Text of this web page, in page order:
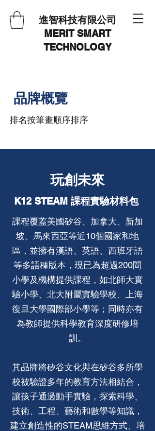
進智科技有限公司
MERIT SMART
TECHNOLOGY
品牌概覽
排名按筆畫順序排序
玩創未來
K12 STEAM 課程實驗材料包
課程覆蓋美國矽谷、加拿大、新加
坡、馬來西亞等近10個國家和地
區，並擁有漢語、英語、西班牙語
等多語種版本，現已為超過200間
小學及機構提供課程，如北師大實
驗小學、北大附屬實驗學校、上海
復旦大學國際部小學等；同時亦有
為教師提供科學教育深度研修培
訓。
其品牌將矽谷文化與在矽谷多所學
校被驗證多年的教育方法相結合，
讓孩子通過動手實驗，探索科學、
技術、工程、藝術和數學等知識，
建立創造性的STEAM思維方式、培